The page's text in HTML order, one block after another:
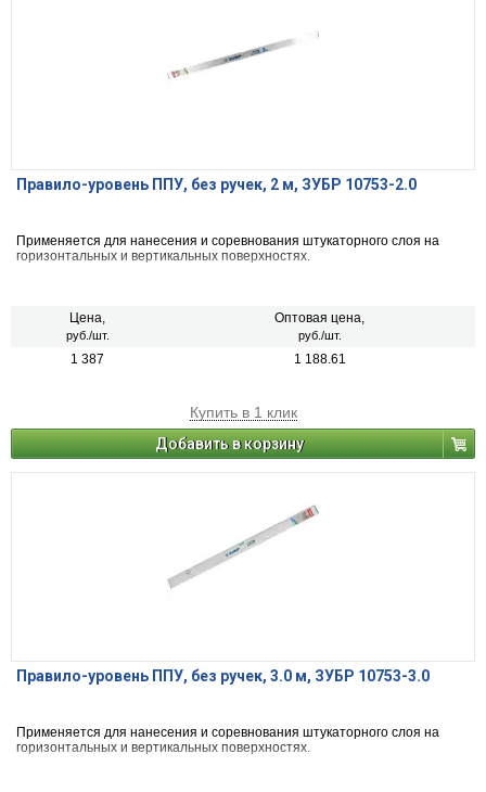
Правило-уровень ППУ, без ручек, 2 м, ЗУБР 10753-2.0
Применяется для нанесения и соревнования штукаторного слоя на
горизонтальных и вертикальных поверхностях.
Цена,
руб./шт.
Оптовая цена,
руб./шт.
1 387 1 188.61
Купить в 1 клик
Добавить в корзину
Правило-уровень ППУ, без ручек, 3.0 м, ЗУБР 10753-3.0
Применяется для нанесения и соревнования штукаторного слоя на
горизонтальных и вертикальных поверхностях.